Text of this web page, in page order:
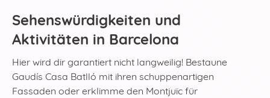
Sehenswürdigkeiten und
Aktivitäten in Barcelona
Hier wird dir garantiert nicht langweilig! Bestaune
Gaudís Casa Batlló mit ihren schuppenartigen
Fassaden oder erklimme den Montjuïc für